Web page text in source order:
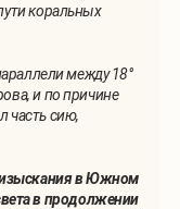
коральных
между 18°
и по причине
часть сию,
изыскания в Южном
в продолжении